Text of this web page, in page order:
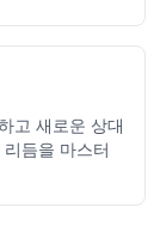
고 새로운 상대
듬을 마스터